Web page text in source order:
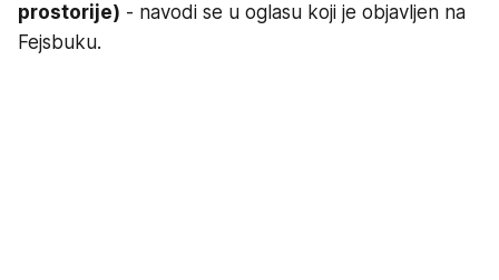
prostorije) - navodi se u oglasu koji je objavljen na
Fejsbuku.